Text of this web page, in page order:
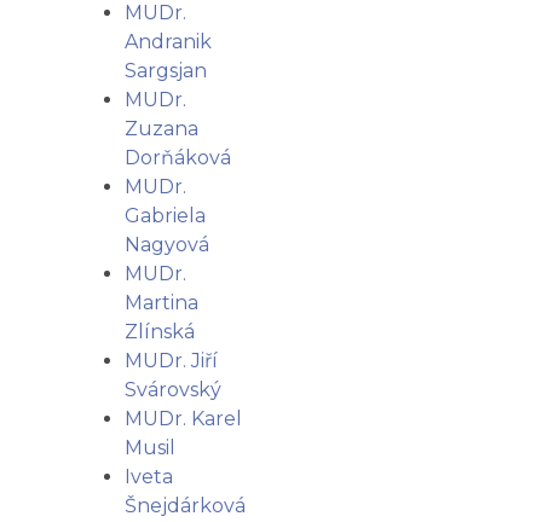
MUDr.
Andranik
Sargsjan
MUDr.
Zuzana
Dorňáková
MUDr.
Gabriela
Nagyová
MUDr.
Martina
Zlínská
MUDr. Jiří
Svárovský
MUDr. Karel
Musil
Iveta
Šnejdárková